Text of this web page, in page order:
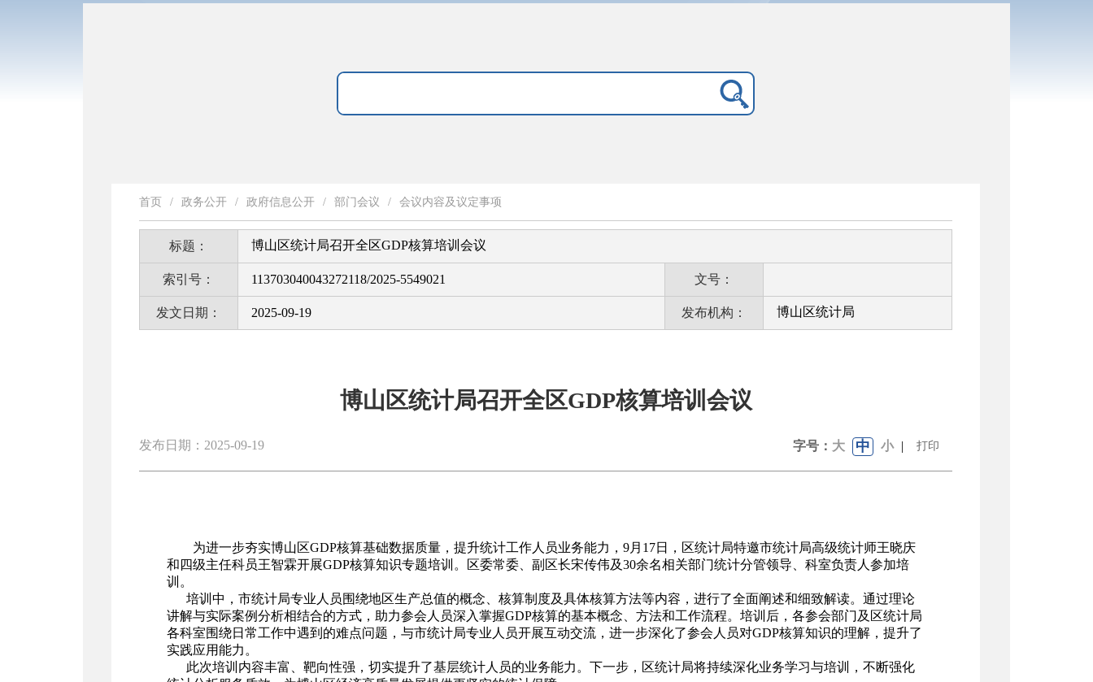
首页 / 政务公开 / 政府信息公开 / 部门会议 / 会议内容及议定事项
标题： 博山区统计局召开全区GDP核算培训会议
索引号： 113703040043272118/2025-5549021 文号：
发文日期： 2025-09-19 发布机构： 博山区统计局
博山区统计局召开全区GDP核算培训会议
发布日期：2025-09-19 字号： 大 中 小 | 打印
为进一步夯实博山区GDP核算基础数据质量，提升统计工作人员业务能力，9月17日，区统计局特邀市统计局高级统计师王晓庆
和四级主任科员王智霖开展GDP核算知识专题培训。区委常委、副区长宋传伟及30余名相关部门统计分管领导、科室负责人参加培
训。
培训中，市统计局专业人员围绕地区生产总值的概念、核算制度及具体核算方法等内容，进行了全面阐述和细致解读。通过理论
讲解与实际案例分析相结合的方式，助力参会人员深入掌握GDP核算的基本概念、方法和工作流程。培训后，各参会部门及区统计局
各科室围绕日常工作中遇到的难点问题，与市统计局专业人员开展互动交流，进一步深化了参会人员对GDP核算知识的理解，提升了
实践应用能力。
此次培训内容丰富、靶向性强，切实提升了基层统计人员的业务能力。下一步，区统计局将持续深化业务学习与培训，不断强化